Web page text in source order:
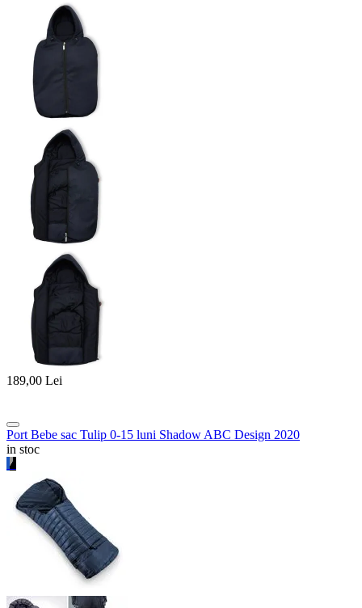
189,00 Lei
Port Bebe sac Tulip 0-15 luni Shadow ABC Design 2020
in stoc